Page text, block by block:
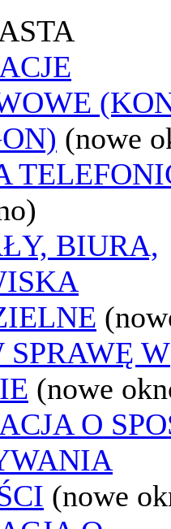
(nowe
BIURA,
W
(nowe
O
(nowe